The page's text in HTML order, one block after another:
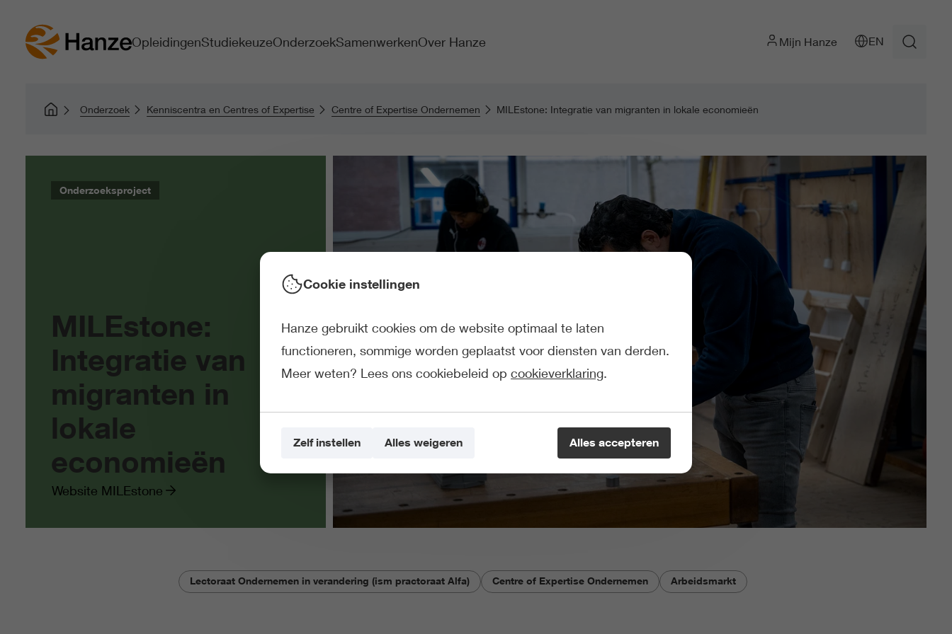
OpleidingenStudiekeuzeOnderzoekSamenwerkenOver Hanze Mijn Hanze EN
Onderzoek Kenniscentra en Centres of Expertise Centre of Expertise Ondernemen MILEstone: Integratie van migranten in lokale economieën
MILEstone:
Integratie van
migranten in
lokale
economieën
Website MILEstone
Onderzoeksproject
Lectoraat Ondernemen in verandering (ism practoraat Alfa) Centre of Expertise Ondernemen Arbeidsmarkt
Cookie instellingen
Hanze gebruikt cookies om de website optimaal te laten
functioneren, sommige worden geplaatst voor diensten van derden.
Meer weten? Lees ons cookiebeleid op cookieverklaring.
Alles accepteren
Zelf instellen Alles weigeren